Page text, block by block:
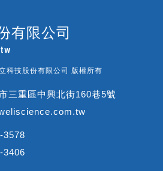
有限公司
技股份有限公司 版權所有
三重區中興北街160巷5號
3578
3406